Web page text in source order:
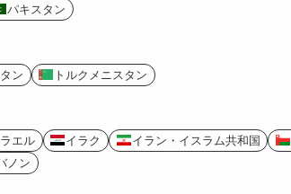
パキスタン
ン トルクメニスタン
エル イラク イラン・イスラム共和国
ノン